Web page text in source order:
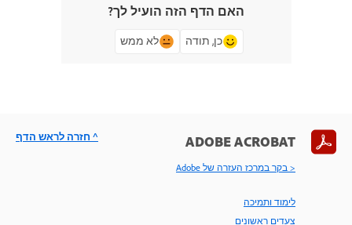
האם הדף הזה הועיל לך?
כן, תודה לא ממש
ADOBE ACROBAT
< בקר במרכז העזרה של Adobe
לימוד ותמיכה
צעדים ראשונים
^ חזרה לראש הדף